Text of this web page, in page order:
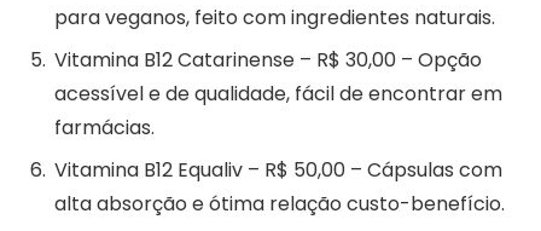
para veganos, feito com ingredientes naturais.
Vitamina B12 Catarinense – R$ 30,00 – Opção
acessível e de qualidade, fácil de encontrar em
farmácias.
Vitamina B12 Equaliv – R$ 50,00 – Cápsulas com
alta absorção e ótima relação custo-benefício.